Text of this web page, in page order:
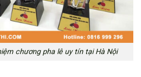
chương pha lê uy tín tại Hà Nội